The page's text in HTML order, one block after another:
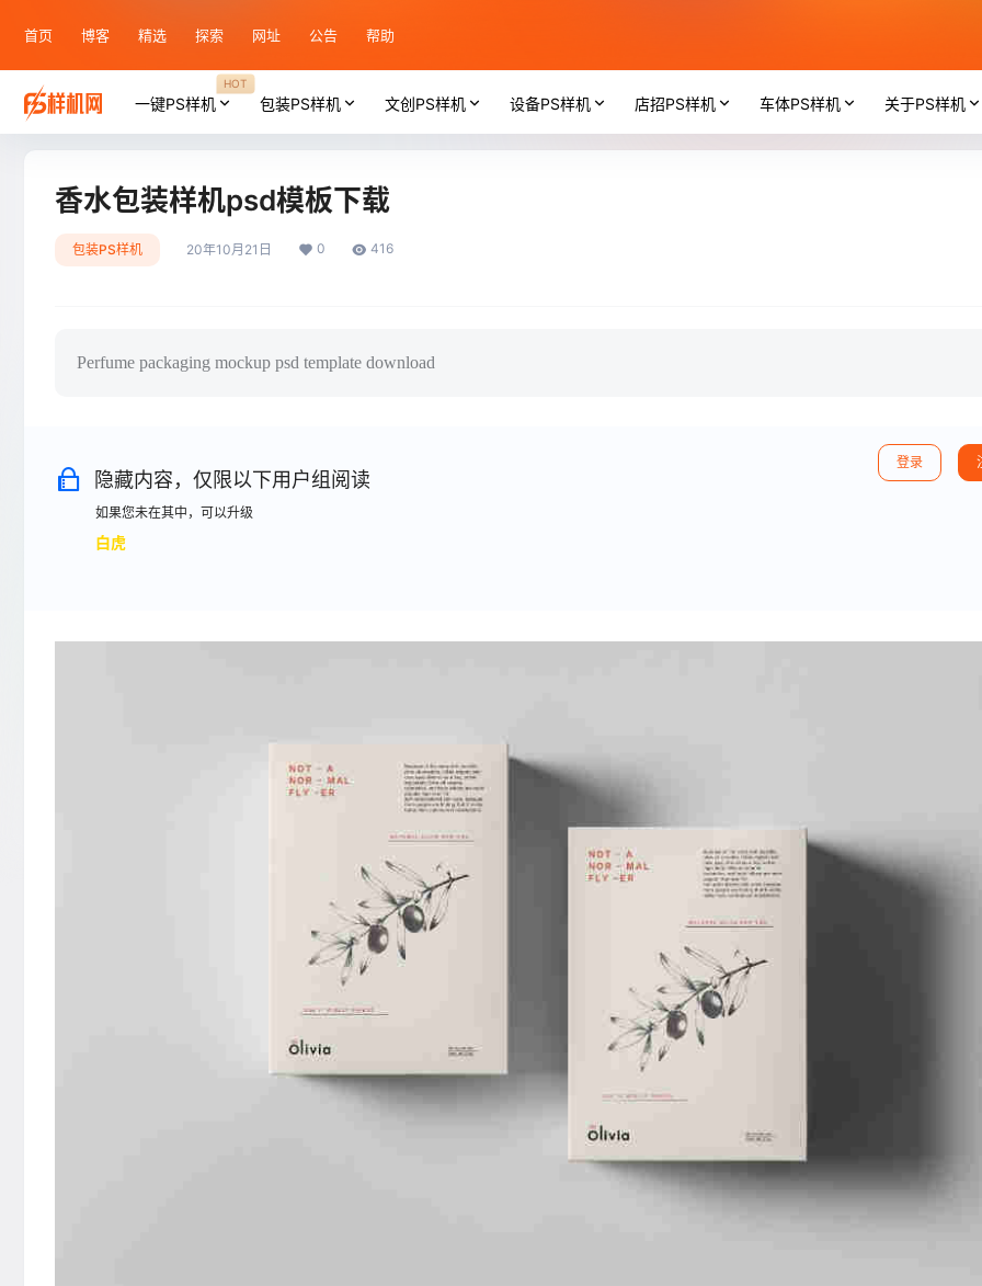
首页 博客 精选 探索 网址 公告 帮助
一键PS样机
HOT
包装PS样机 文创PS样机 设备PS样机 店招PS样机 车体PS样机 关于PS样机
香水包装样机psd模板下载
包装PS样机 20年10月21日 0 416
Perfume packaging mockup psd template download
隐藏内容，仅限以下用户组阅读
如果您未在其中，可以升级
白虎
登录